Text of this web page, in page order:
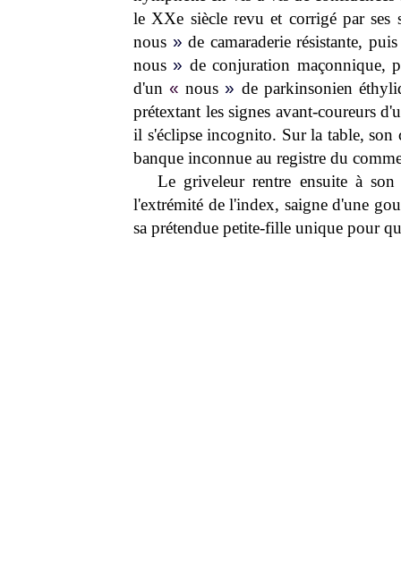
le XXe siècle revu et corrigé par ses
nous » de camaraderie résistante,
nous» de conjuration maçonnique,
d'un« nous» de parkinsonien
prétextant les signes avant-coureurs
il s'éclipse incognito. Sur la table, son
banque inconnue au registre du
Le griveleur rentre ensuite à
l'extrémité de l'index, saigne d'une
sa prétendue petite-fille unique pour